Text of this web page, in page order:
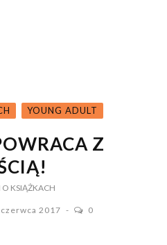
YOUNG ADULT
Z
KSIĄŻKACH
2017 0